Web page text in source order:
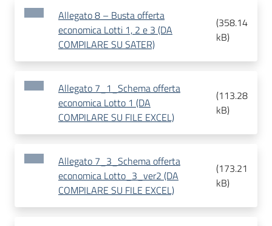
Allegato 8 – Busta offerta
economica Lotti 1, 2 e 3 (DA
COMPILARE SU SATER)
(358.14
kB)
Allegato 7_1_Schema offerta
economica Lotto 1 (DA
COMPILARE SU FILE EXCEL)
(113.28
kB)
Allegato 7_3_Schema offerta
economica Lotto_3_ver2 (DA
COMPILARE SU FILE EXCEL)
(173.21
kB)